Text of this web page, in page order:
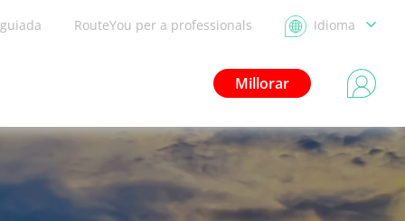
RouteYou per a professionals Idioma
Millorar